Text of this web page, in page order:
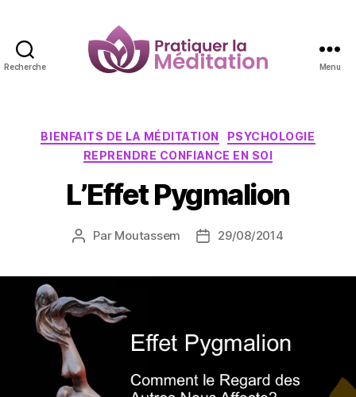
Recherche Menu
Catégories
BIENFAITS DE LA MÉDITATION
PSYCHOLOGIE
REPRENDRE CONFIANCE EN SOI
L’Effet Pygmalion
Auteur
Par Moutassem
Date29/08/2014